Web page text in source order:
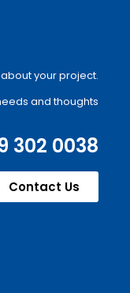
about your project.
and thoughts
302 0038
Contact Us